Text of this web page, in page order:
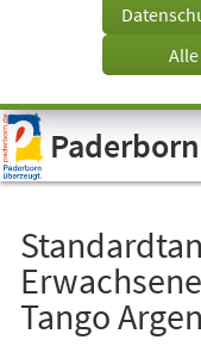
Visuelle
Assistenzsoftware
öffnen.Paderborn
Tango